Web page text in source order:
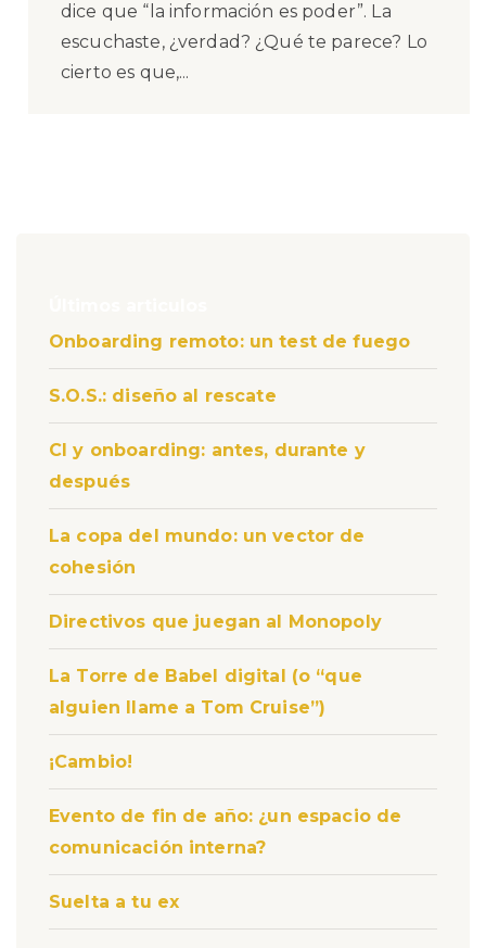
dice que “la información es poder”. La
escuchaste, ¿verdad? ¿Qué te parece? Lo
cierto es que,...
Onboarding remoto: un test de fuego
S.O.S.: diseño al rescate
CI y onboarding: antes, durante y
después
La copa del mundo: un vector de
cohesión
Directivos que juegan al Monopoly
La Torre de Babel digital (o “que
alguien llame a Tom Cruise”)
¡Cambio!
Evento de fin de año: ¿un espacio de
comunicación interna?
Suelta a tu ex